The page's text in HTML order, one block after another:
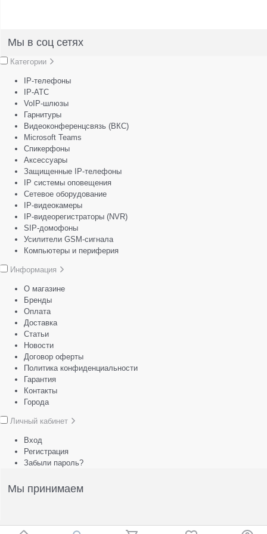
Мы в соц сетях
Категории
IP-телефоны
IP-АТС
VoIP-шлюзы
Гарнитуры
Видеоконференцсвязь (ВКС)
Microsoft Teams
Спикерфоны
Аксессуары
Защищенные IP-телефоны
IP системы оповещения
Сетевое оборудование
IP-видеокамеры
IP-видеорегистраторы (NVR)
SIP-домофоны
Усилители GSM-сигнала
Компьютеры и периферия
Информация
О магазине
Бренды
Оплата
Доставка
Статьи
Новости
Договор оферты
Политика конфиденциальности
Гарантия
Контакты
Города
Личный кабинет
Вход
Регистрация
Забыли пароль?
Мы принимаем